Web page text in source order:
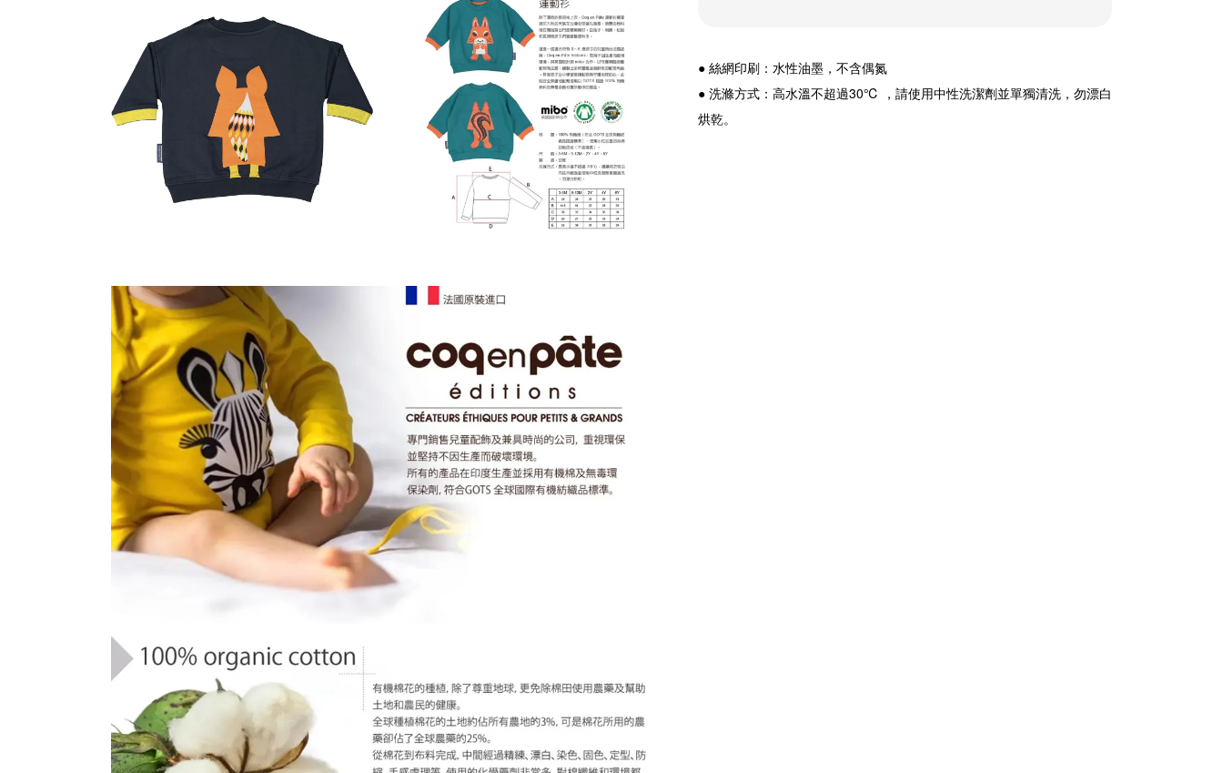
● 絲網印刷：水性油墨，不含偶氮
● 洗滌方式：高水溫不超過30℃ ，請使用中性洗潔劑並單獨清洗，勿漂白
烘乾。